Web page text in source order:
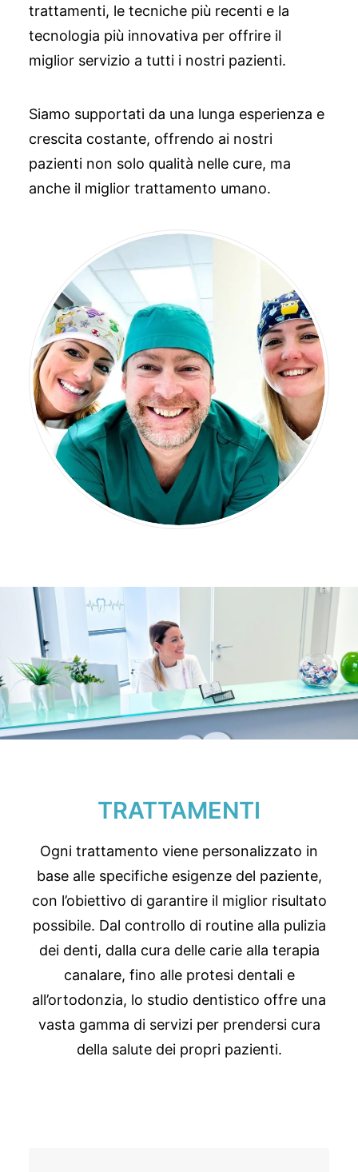
trattamenti, le tecniche più recenti e la
tecnologia più innovativa per offrire il
miglior servizio a tutti i nostri pazienti.
Siamo supportati da una lunga esperienza e
crescita costante, offrendo ai nostri
pazienti non solo qualità nelle cure, ma
anche il miglior trattamento umano.
TRATTAMENTI
Ogni trattamento viene personalizzato in
base alle specifiche esigenze del paziente,
con l’obiettivo di garantire il miglior risultato
possibile. Dal controllo di routine alla pulizia
dei denti, dalla cura delle carie alla terapia
canalare, fino alle protesi dentali e
all’ortodonzia, lo studio dentistico offre una
vasta gamma di servizi per prendersi cura
della salute dei propri pazienti.